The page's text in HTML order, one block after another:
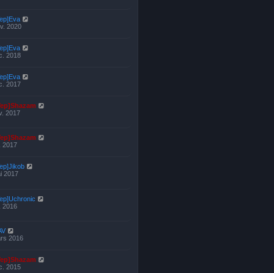
2020
2018
2017
2017
2017
2017
2016
2016
2015